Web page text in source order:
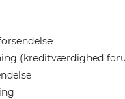
(kreditværdighed